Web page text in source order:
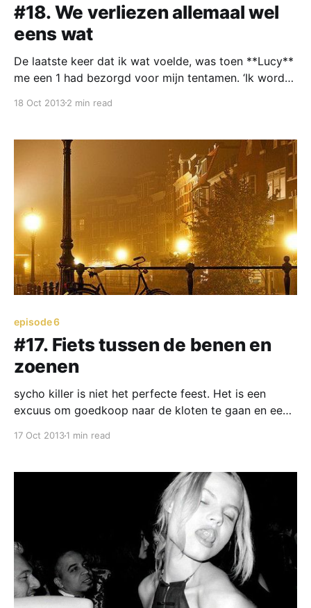
#18. We verliezen allemaal wel
eens wat
De laatste keer dat ik wat voelde, was toen **Lucy**
me een 1 had bezorgd voor mijn tentamen. ‘Ik word
hardop.
18 Oct 20132 min read
episode 6
#17. Fiets tussen de benen en
zoenen
sycho killer is niet het perfecte feest. Het is een
excuus om goedkoop naar de kloten te gaan en een
moet komen door de beats van de dj.
17 Oct 20131 min read